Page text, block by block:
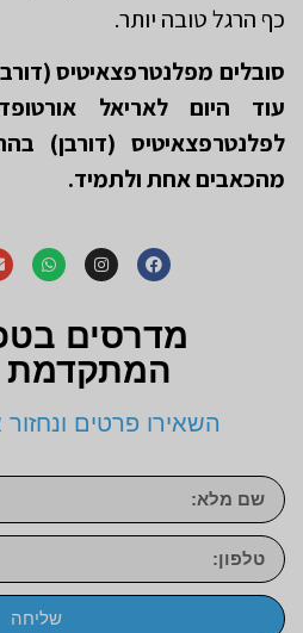
כף הרגל טובה יותר.
סובלים מפלנטרפצאיטיס
עוד היום לאריאל
לפלנטרפצאיטיס (דורבן)
מהכאבים אחת ולתמיד.
מדרסים
המתקדמת
השאירו פרטים
שליחה